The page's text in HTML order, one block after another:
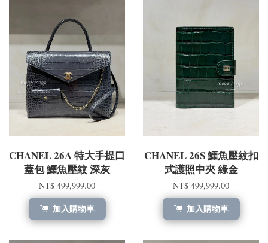
CHANEL 26A 特大手提口
蓋包 鱷魚壓紋 深灰
NT$ 499,999.00
加入購物車
CHANEL 26S 鱷魚壓紋扣
式護照中夾 綠金
NT$ 499,999.00
加入購物車